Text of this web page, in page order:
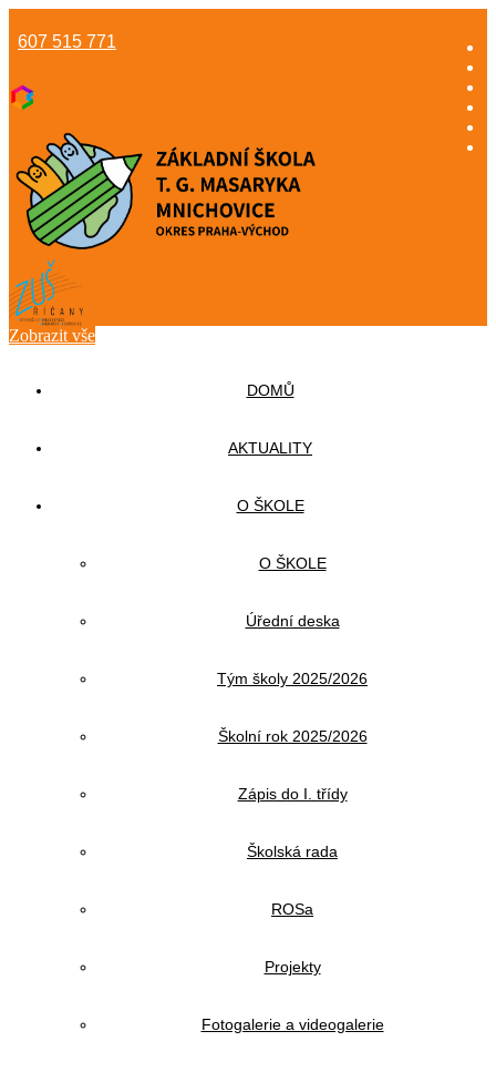
607 515 771
Zobrazit vše
DOMŮ
AKTUALITY
O ŠKOLE
O ŠKOLE
Úřední deska
Tým školy 2025/2026
Školní rok 2025/2026
Zápis do I. třídy
Školská rada
ROSa
Projekty
Fotogalerie a videogalerie